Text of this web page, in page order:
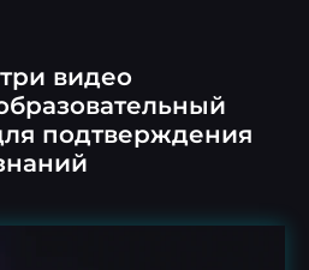
видео
подтверждения